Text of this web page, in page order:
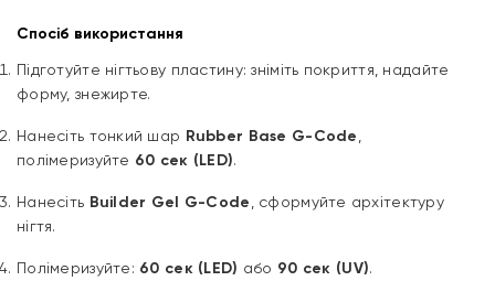
Спосіб використання
Підготуйте нігтьову пластину: зніміть покриття, надайте
форму, знежирте.
Нанесіть тонкий шар Rubber Base G-Code
полімеризуйте 60 сек (LED).
Нанесіть Builder Gel G-Code
, сформуйте архітектуру
нігтя.
Полімеризуйте: 60 сек (LED) або 90 сек (UV).